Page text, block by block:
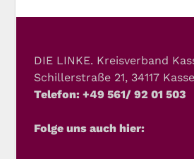
DIE LINKE. Kreisverband
Schillerstraße 21, 34117
Telefon: +49 561/ 92 01 503
Folge uns auch hier: